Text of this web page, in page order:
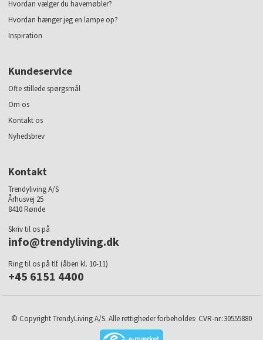
Hvordan vælger du havemøbler?
Hvordan hænger jeg en lampe op?
Inspiration
Kundeservice
Ofte stillede spørgsmål
Om os
Kontakt os
Nyhedsbrev
Kontakt
Trendyliving A/S
Århusvej 25
8410 Rønde
Skriv til os på
info@trendyliving.dk
Ring til os på tlf. (åben kl. 10-11)
+45 6151 4400
© Copyright TrendyLiving A/S. Alle rettigheder forbeholdes· CVR-nr.:30555880